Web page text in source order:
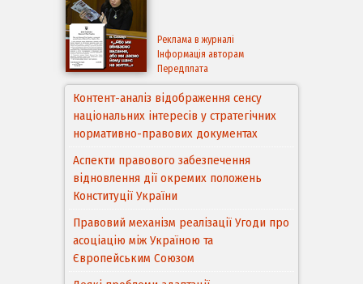
Реклама в журналі
Інформація авторам
Передплата
Контент-аналіз відображення сенсу
національних інтересів у стратегічних
нормативно-правових документах
Аспекти правового забезпечення
відновлення дії окремих положень
Правовий механізм реалізації Угоди про
асоціацію між Україною та
Європейським Cоюзом
Деякі проблеми адаптації
законодавства України щодо зазначення
походження товарів відповідно до